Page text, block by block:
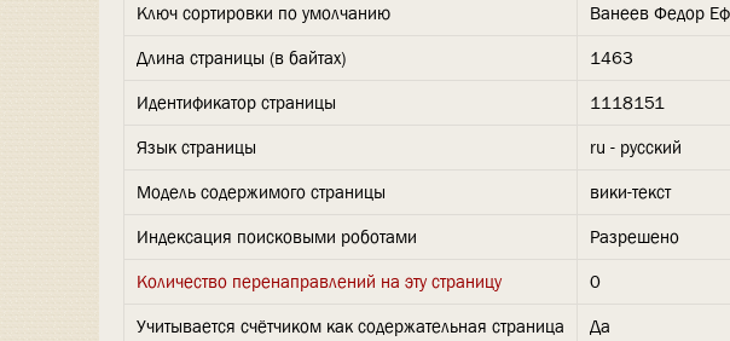
Ключ сортировки по умолчанию
Ванеев Федор
Длина страницы (в байтах)
1463
Идентификатор страницы
1118151
Язык страницы
ru - русский
Модель содержимого страницы
вики-текст
Индексация поисковыми роботами
Разрешено
Количество перенаправлений на эту страницу
0
Учитывается счётчиком как содержательная страница
Да